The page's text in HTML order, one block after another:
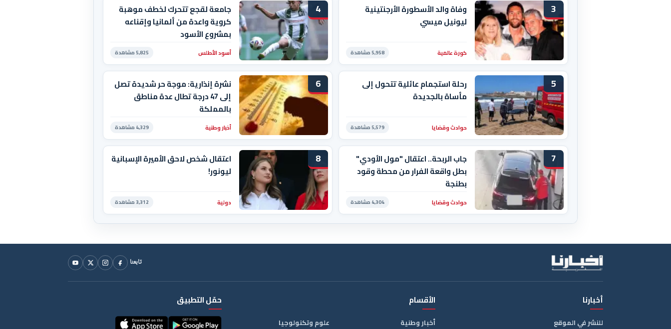
3
وفاة والد الأسطورة الأرجنتينية
ليونيل ميسي
كورة عالمية 5,958 مشاهدة
4
جامعة لقجع تتحرك لخطف موهبة
كروية واعدة من ألمانيا وإقناعه
بمشروع الأسود
أسود الأطلس 5,825 مشاهدة
5
رحلة استجمام عائلية تتحول إلى
مأساة بالجديدة
حوادث وقضايا 5,579 مشاهدة
6
نشرة إنذارية: موجة حر شديدة تصل
إلى 47 درجة تطال عدة مناطق
بالمملكة
أخبار وطنية 4,329 مشاهدة
7
جاب الربحة.. اعتقال "مول الأودي"
بطل واقعة الفرار من محطة وقود
بطنجة
حوادث وقضايا 4,304 مشاهدة
8
اعتقال شخص لاحق الأميرة الإسبانية
ليونور!
دولية 3,312 مشاهدة
تابعنا
الأقسام
أخبار وطنية علوم وتكنولوجيا
أخبارنا
للنشر في الموقع
حمّل التطبيق